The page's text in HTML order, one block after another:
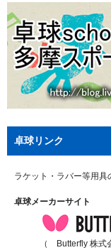
卓球リンク
ラケット・ラバー等用
卓球メーカーサイト
（ Butterfly 株式